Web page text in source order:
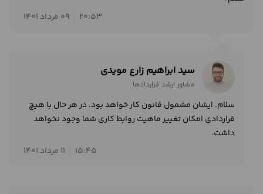
20:53
09 مرداد 1401
سید ابراهیم زارع مویدی
مشاور ارشد قراردادها
سلام. ایشان مشمول قانون کار خواهد بود. در هر حال با هیچ
قراردادی امکان تغییر ماهیت روابط کاری شما وجود نخواهد
داشت.
15:45
11 مرداد 1401